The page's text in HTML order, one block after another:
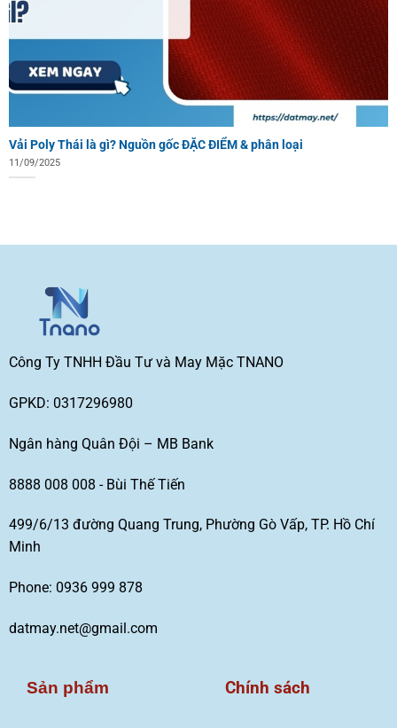
Vải Poly Thái là gì? Nguồn gốc ĐẶC ĐIỂM & phân loại
11/09/2025
Công Ty TNHH Đầu Tư và May Mặc TNANO
GPKD: 0317296980
Ngân hàng Quân Đội – MB Bank
8888 008 008 - Bùi Thế Tiến
499/6/13 đường Quang Trung, Phường Gò Vấp, TP. Hồ Chí
Minh
Phone: 0936 999 878
datmay.net@gmail.com
Sản phẩm Chính sách